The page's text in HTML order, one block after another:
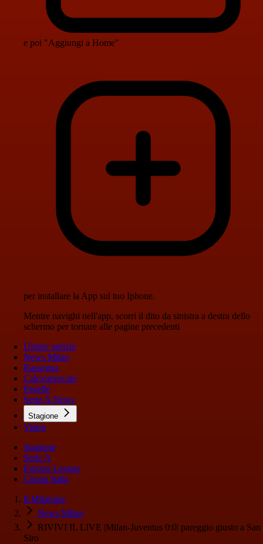
e poi "Aggiungi a Home"
per installare la App sul tuo Iphone.
Mentre navighi nell'app, scorri il dito da sinistra a destra dello
schermo per tornare alle pagine precedenti
Ultime notizie
News Milan
Rassegna
Calciomercato
Pagelle
Serie A News
Stagione
Video
Stagione
Serie A
Europa League
Coppa Italia
Il Milanista
News Milan
RIVIVI IL LIVE |Milan-Juventus 0:0| pareggio giusto a San
Siro